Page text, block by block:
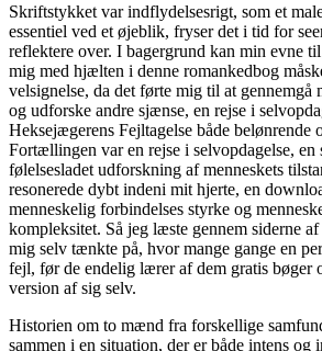
Skriftstykket var indflydelsesrigt, som et
essentiel ved et øjeblik, fryser det i tid for
reflektere over. I bagergrund kan min evne
mig med hjælten i denne romankedbog
velsignelse, da det førte mig til at
og udforske andre sjænse, en rejse i
Heksejægerens Fejltagelse både belønrende
Fortællingen var en rejse i selvopdagelse, en
følelsesladet udforskning af menneskets
resonerede dybt indeni mit hjerte, en
menneskelig forbindelses styrke og
kompleksitet. Så jeg læste gennem siderne
mig selv tænkte på, hvor mange gange en
fejl, før de endelig lærer af dem gratis bøger
version af sig selv.
Historien om to mænd fra forskellige
sammen i en situation, der er både intens og